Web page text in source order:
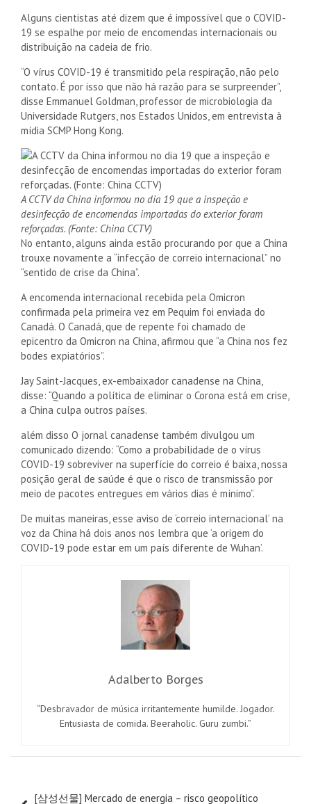
Alguns cientistas até dizem que é impossível que o COVID-
19 se espalhe por meio de encomendas internacionais ou
distribuição na cadeia de frio.
“O vírus COVID-19 é transmitido pela respiração, não pelo
contato. É por isso que não há razão para se surpreender”,
disse Emmanuel Goldman, professor de microbiologia da
Universidade Rutgers, nos Estados Unidos, em entrevista à
mídia SCMP Hong Kong.
A CCTV da China informou no dia 19 que a inspeção e
desinfecção de encomendas importadas do exterior foram
reforçadas. (Fonte: China CCTV)
No entanto, alguns ainda estão procurando por que a China
trouxe novamente a “infecção de correio internacional” no
“sentido de crise da China”.
A encomenda internacional recebida pela Omicron
confirmada pela primeira vez em Pequim foi enviada do
Canadá. O Canadá, que de repente foi chamado de
epicentro da Omicron na China, afirmou que “a China nos fez
bodes expiatórios”.
Jay Saint-Jacques, ex-embaixador canadense na China,
disse: “Quando a política de eliminar o Corona está em crise,
a China culpa outros países.
além disso O jornal canadense também divulgou um
comunicado dizendo: “Como a probabilidade de o vírus
COVID-19 sobreviver na superfície do correio é baixa, nossa
posição geral de saúde é que o risco de transmissão por
meio de pacotes entregues em vários dias é mínimo”.
De muitas maneiras, esse aviso de ‘correio internacional’ na
voz da China há dois anos nos lembra que ‘a origem do
COVID-19 pode estar em um país diferente de Wuhan’.
Adalberto Borges
“Desbravador de música irritantemente humilde. Jogador.
Entusiasta de comida. Beeraholic. Guru zumbi.”
[삼성선물] Mercado de energia – risco geopolítico